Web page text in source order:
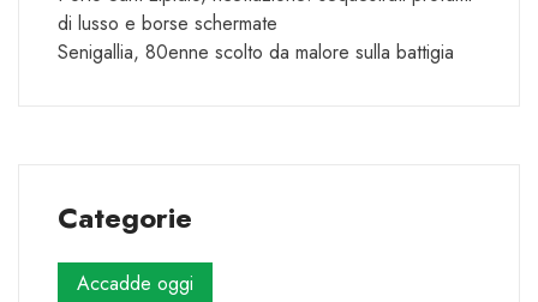
di lusso e borse schermate
Senigallia, 80enne scolto da malore sulla battigia
Categorie
Accadde oggi